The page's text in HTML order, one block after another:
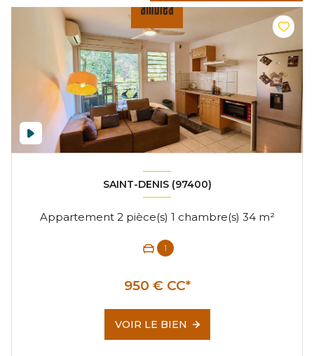
SAINT-DENIS (97400)
Appartement 2 pièce(s) 1 chambre(s) 34 m²
1
950 € CC*
VOIR LE BIEN